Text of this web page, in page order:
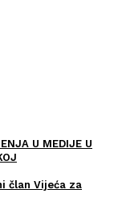
U MEDIJE U
član Vijeća za